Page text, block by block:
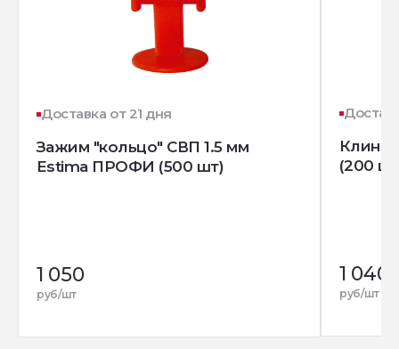
Доставка от 21 дня
Зажим "кольцо" СВП 1.5 мм
Estima ПРОФИ (500 шт)
1 050
руб/шт
Клин
(200
1 040
руб/шт